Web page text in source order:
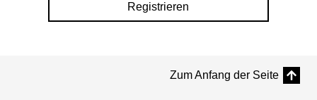
Registrieren
Zum Anfang der Seite